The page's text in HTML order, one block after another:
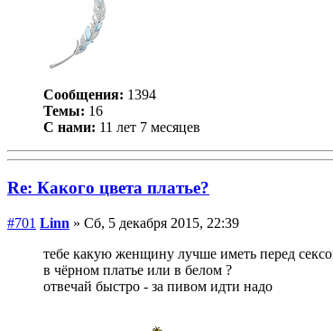
Сообщения: 1394
Темы: 16
С нами: 11 лет 7 месяцев
Re: Какого цвета платье?
#701 Linn » Сб, 5 декабря 2015, 22:39
тебе какую женщину лучше иметь перед
в чёрном платье или в белом ?
отвечай быстро - за пивом идти надо